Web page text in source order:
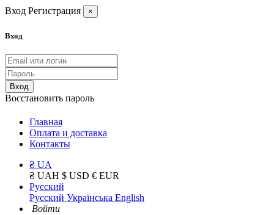
Вход Регистрация ×
Вход
Вход
Восстановить пароль
Главная
Оплата и доставка
Контакты
₴ UA
₴ UAH $ USD € EUR
Русский
Русский Українська English
Войти